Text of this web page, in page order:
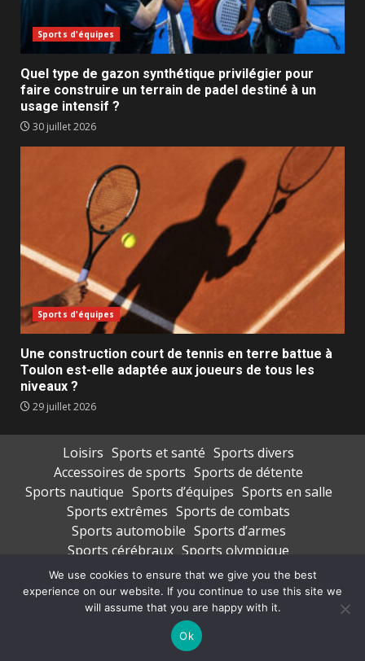
Sports d'équipes
Quel type de gazon synthétique privilégier pour
faire construire un terrain de padel destiné à un
usage intensif ?
30 juillet 2026
Sports d'équipes
Une construction court de tennis en terre battue à
Toulon est-elle adaptée aux joueurs de tous les
niveaux ?
29 juillet 2026
Loisirs Sports et santé Sports divers
Accessoires de sports Sports de détente
Sports nautique Sports d’équipes Sports en salle
Sports extrêmes Sports de combats
Sports automobile Sports d’armes
Sports cérébraux Sports olympique
Transport de sportifs Vêtements de sports
Copyright © All rights reserved.|DarkNews
themes
We use cookies to ensure that we give you the best
experience on our website. If you continue to use this site we
will assume that you are happy with it.
Ok